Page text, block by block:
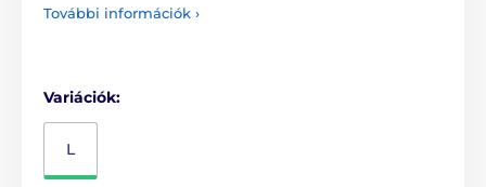
További információk ›
Variációk:
L